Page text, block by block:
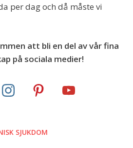
per dag och då måste vi
att bli en del av vår fina
på sociala medier!
SJUKDOM